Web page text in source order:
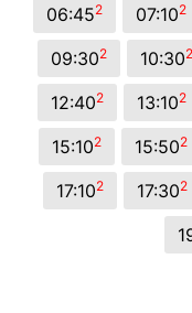
06:452 07:102
09:302 10:302
12:402 13:102
15:102 15:502
17:102 17:302